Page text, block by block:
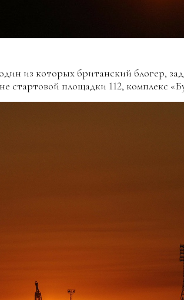
из которых британский блогер,
стартовой площадки 112, комплекс